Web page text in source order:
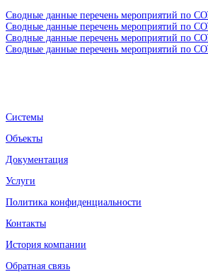
Сводные данные перечень мероприятий по
Сводные данные перечень мероприятий по
Сводные данные перечень мероприятий по
Сводные данные перечень мероприятий по
Системы
Объекты
Документация
Услуги
Политика конфиденциальности
Контакты
История компании
Обратная связь